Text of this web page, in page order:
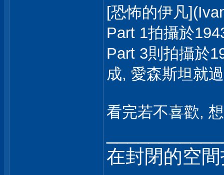
[恐怖的伊凡
Part 1拍攝於
Part 3則拍攝於
成, 愛森斯坦就
看完若不喜歡,
在封閉的空